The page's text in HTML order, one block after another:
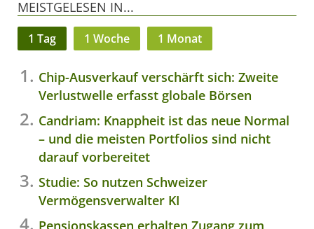
MEISTGELESEN IN...
1 Tag 1 Woche 1 Monat
Chip-Ausverkauf verschärft sich: Zweite
Verlustwelle erfasst globale Börsen
Candriam: Knappheit ist das neue Normal
– und die meisten Portfolios sind nicht
darauf vorbereitet
Studie: So nutzen Schweizer
Vermögensverwalter KI
Pensionskassen erhalten Zugang zum